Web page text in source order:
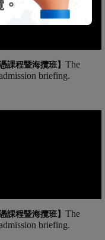
課程暨海攬班】 The
briefing.
課程暨海攬班】 The
briefing.